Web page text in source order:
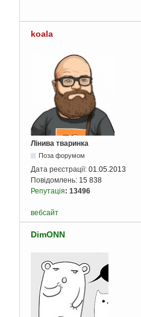
koala
Лінива тваринка
Поза форумом
Дата реєстрації: 01.05.2013
Повідомлень: 15 838
Репутація: 13496
вебсайт
DimONN